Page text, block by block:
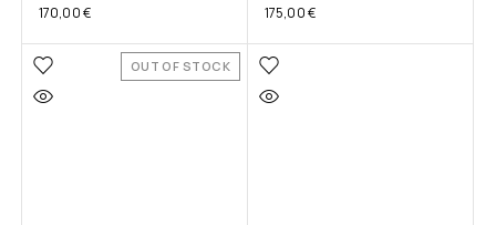
170,00€ 175,00€
OUT OF STOCK